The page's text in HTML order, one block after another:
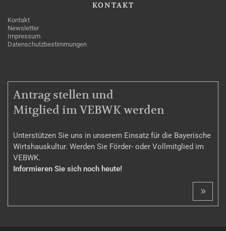
KONTAKT
Kontakt
Newsletter
Impressum
Datenschutzbestimmungen
MITGLIEDSCHAFT
Antrag stellen und
Mitglied im VEBWK werden
Unterstützen Sie uns in unserem Einsatz für die Bayerische
Wirtshauskultur. Werden Sie Förder- oder Vollmitglied im
VEBWK.
Informieren Sie sich noch heute!
»